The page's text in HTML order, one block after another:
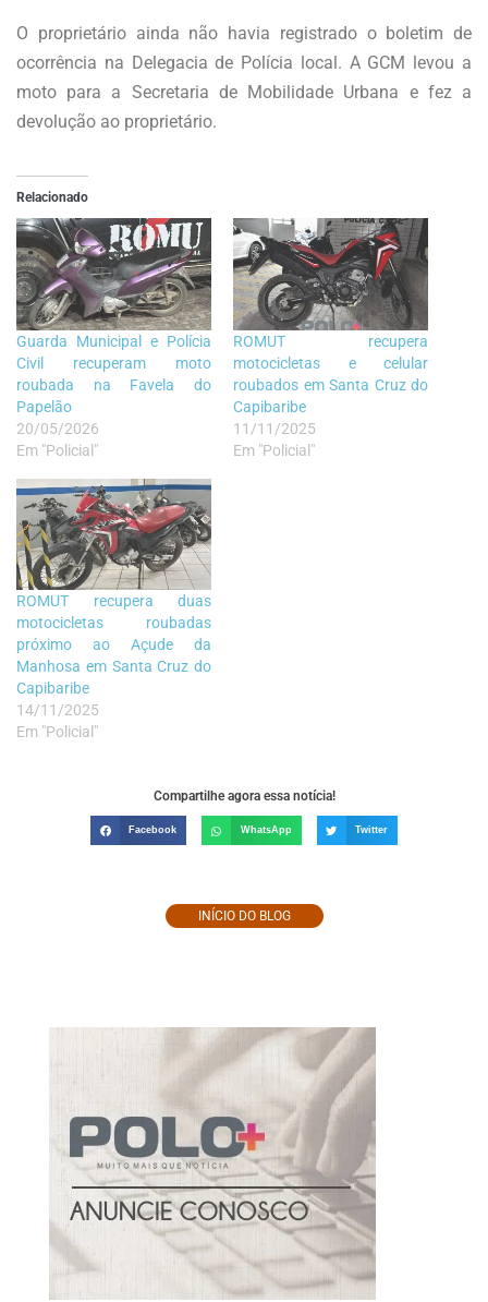
O proprietário ainda não havia registrado o boletim de
ocorrência na Delegacia de Polícia local. A GCM levou a
moto para a Secretaria de Mobilidade Urbana e fez a
devolução ao proprietário.
Relacionado
Guarda Municipal e Polícia
Civil recuperam moto
roubada na Favela do
Papelão
20/05/2026
Em "Policial"
ROMUT recupera
motocicletas e celular
roubados em Santa Cruz do
Capibaribe
11/11/2025
Em "Policial"
ROMUT recupera duas
motocicletas roubadas
próximo ao Açude da
Manhosa em Santa Cruz do
Capibaribe
14/11/2025
Em "Policial"
Compartilhe agora essa notícia!
Facebook WhatsApp Twitter
INÍCIO DO BLOG